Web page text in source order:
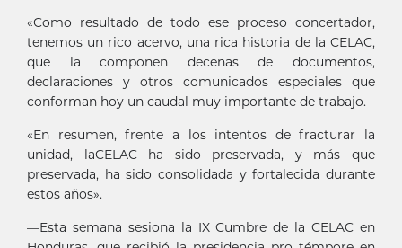
«Como resultado de todo ese proceso concertador,
tenemos un rico acervo, una rica historia de la CELAC,
que la componen decenas de documentos,
declaraciones y otros comunicados especiales que
conforman hoy un caudal muy importante de trabajo.
«En resumen, frente a los intentos de fracturar la
unidad, laCELAC ha sido preservada, y más que
preservada, ha sido consolidada y fortalecida durante
estos años».
—Esta semana sesiona la IX Cumbre de la CELAC en